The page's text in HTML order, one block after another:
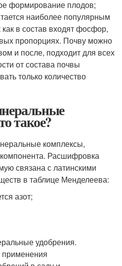
формирование плодов;
наиболее популярным
как в состав входят фосфор,
пропорциях. Почву можно
и после, подходит для всех
от состава почвы
только количество
такое?
комплексы,
Расшифровка
связана с латинскими
в таблице Менделеева:
азот;